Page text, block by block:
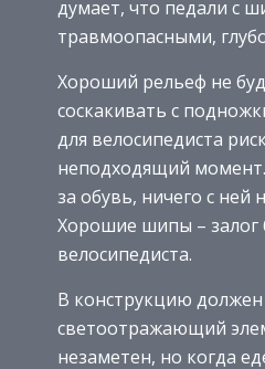
думает, что педали с
травмоопасными,
Хороший рельеф не
соскакивать с
для велосипедиста
неподходящий
за обувь, ничего с ней
Хорошие шипы – залог
велосипедиста.
В конструкцию
светоотражающий
незаметен, но когда